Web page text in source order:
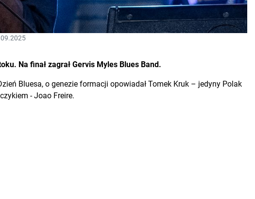
Na finał zagrał Gervis Myles Blues Band.
Bluesa, o genezie formacji opowiadał Tomek Kruk – jedyny Polak
- Joao Freire.